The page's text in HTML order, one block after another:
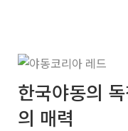
한국야동의
의 매력